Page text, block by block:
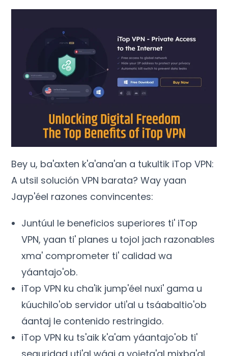
Bey u, ba'axten k'a'ana'an a tukultik iTop VPN:
A utsil solución VPN barata? Way yaan
Jayp'éel razones convincentes:
Juntúul le beneficios superiores ti' iTop
VPN, yaan ti' planes u tojol jach razonables
xma' comprometer ti' calidad wa
yáantajo'ob.
iTop VPN ku cha'ik jump'éel nuxi' gama u
kúuchilo'ob servidor uti'al u tsáabaltio'ob
áantaj le contenido restringido.
iTop VPN ku ts'aik k'a'am yáantajo'ob ti'